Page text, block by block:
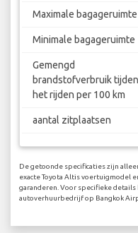
Maximale bagageruimte
Minimale bagageruimte
Gemengd
brandstofverbruik
het rijden per 100 km
aantal zitplaatsen
De getoonde specificaties zijn
exacte Toyota Altis voertuigmodel
garanderen. Voor specifieke
autoverhuurbedrijf op Bangkok